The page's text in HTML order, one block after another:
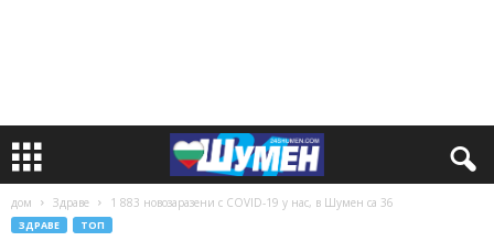
дом Здраве 1 883 новозаразени с COVID-19 у нас, в Шумен са 36
ЗДРАВЕ ТОП